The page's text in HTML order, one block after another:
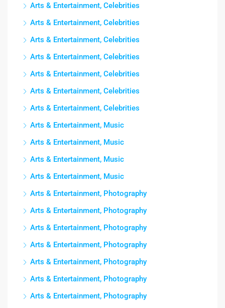
Arts & Entertainment, Celebrities
Arts & Entertainment, Celebrities
Arts & Entertainment, Celebrities
Arts & Entertainment, Celebrities
Arts & Entertainment, Celebrities
Arts & Entertainment, Celebrities
Arts & Entertainment, Celebrities
Arts & Entertainment, Music
Arts & Entertainment, Music
Arts & Entertainment, Music
Arts & Entertainment, Music
Arts & Entertainment, Photography
Arts & Entertainment, Photography
Arts & Entertainment, Photography
Arts & Entertainment, Photography
Arts & Entertainment, Photography
Arts & Entertainment, Photography
Arts & Entertainment, Photography